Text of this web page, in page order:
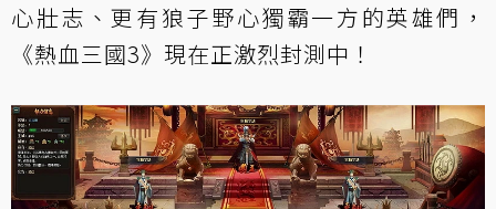
心壯志、更有狼子野心獨霸一方的英雄們，
《熱血三國3》現在正激烈封測中！